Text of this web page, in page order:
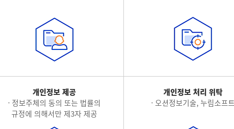
개인정보 제공
· 정보주체의 동의 또는 법률의
규정에 의해서만 제3자 제공
개인정보 처리 위탁
· 오션정보기술, 누림소프트